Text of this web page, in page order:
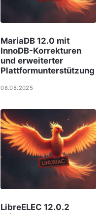
MariaDB 12.0 mit
InnoDB-Korrekturen
und erweiterter
Plattformunterstützung
08.08.2025
LibreELEC 12.0.2